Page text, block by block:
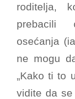
roditelja,
prebacili
osećanja
ne mogu
„Kako ti to
vidite da